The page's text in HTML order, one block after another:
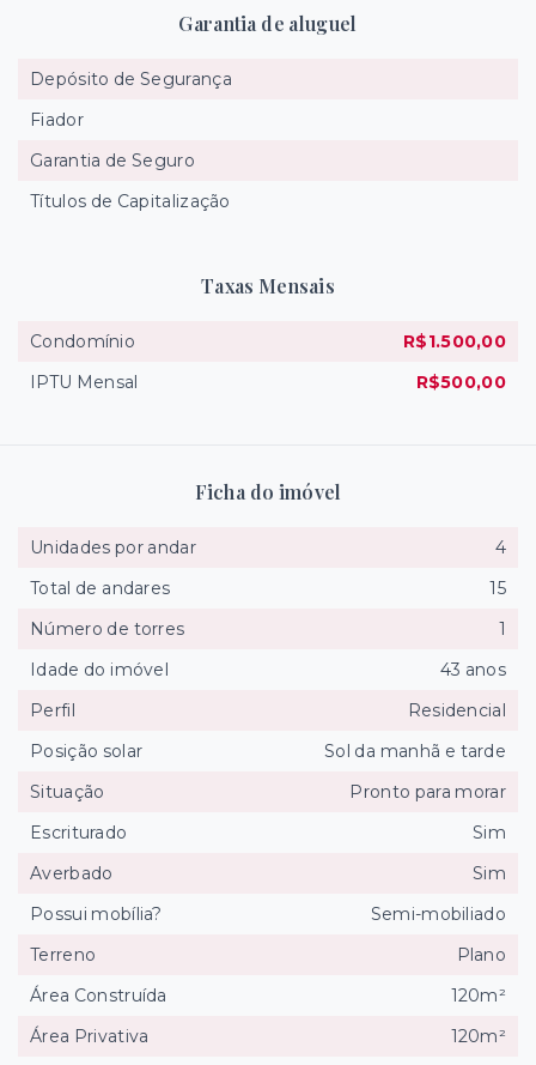
Garantia de aluguel
Depósito de Segurança
Fiador
Garantia de Seguro
Títulos de Capitalização
Taxas Mensais
Condomínio
R$1.500,00
IPTU Mensal
R$500,00
Ficha do imóvel
Unidades por andar
4
Total de andares
15
Número de torres
1
Idade do imóvel
43 anos
Perfil
Residencial
Posição solar
Sol da manhã e tarde
Situação
Pronto para morar
Escriturado
Sim
Averbado
Sim
Possui mobília?
Semi-mobiliado
Terreno
Plano
Área Construída
120m²
Área Privativa
120m²